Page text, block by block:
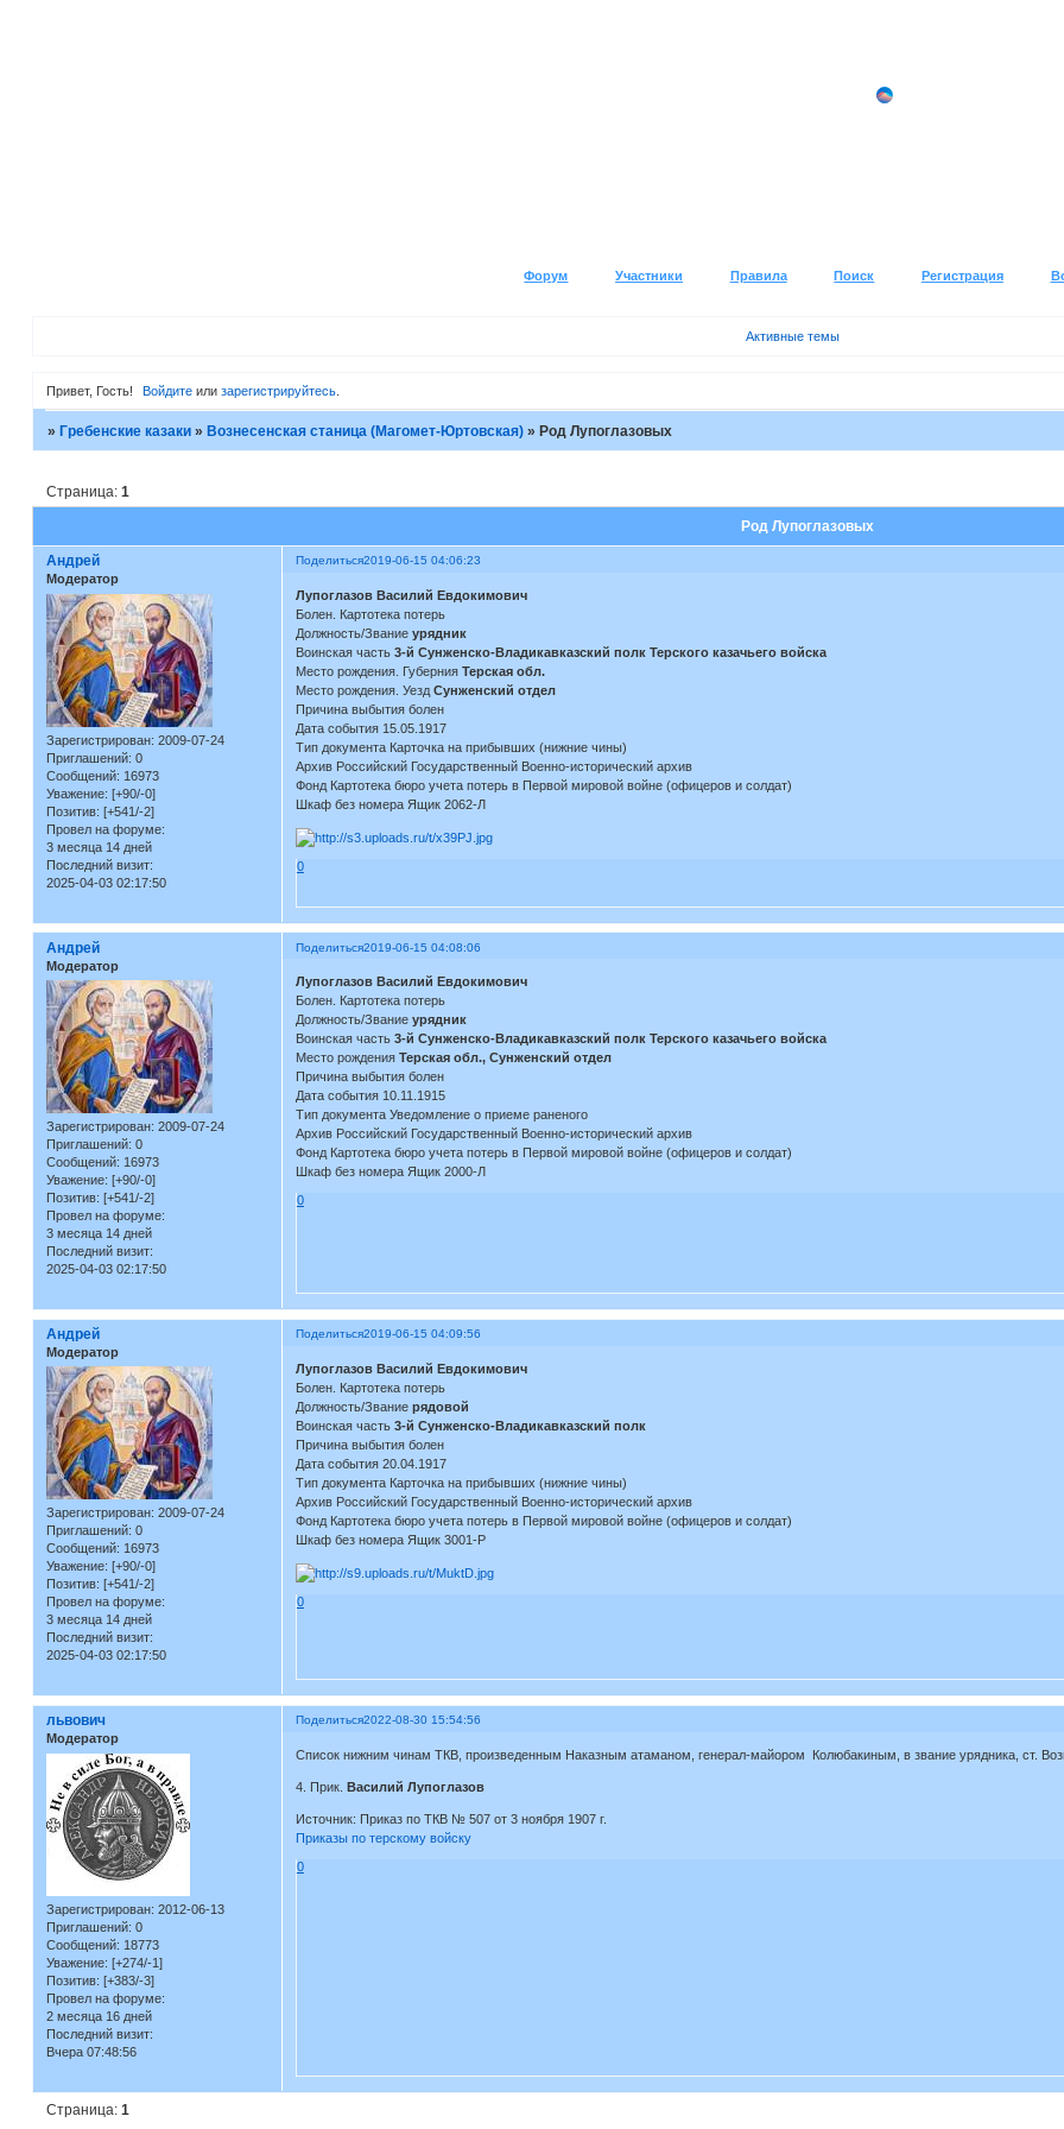
Форум Участники Правила Поиск Регистрация
Активные темы
Привет, Гость! Войдите илизарегистрируйтесь
» Гребенские казаки » Вознесенская станица (Магомет-Юртовская) » Род Лупоглазовых
Род Лупоглазовых
Страница: 1
Поделиться2019-06-15 04:06:23
Андрей
Модератор
Зарегистрирован: 2009-07-24
Приглашений: 0
Сообщений: 16973
Уважение: [+90/-0]
Позитив: [+541/-2]
Провел на форуме:
3 месяца 14 дней
Последний визит:
2025-04-03 02:17:50
Лупоглазов Василий Евдокимович
Болен. Картотека потерь
Должность/Звание урядник
Воинская часть 3-й Сунженско-Владикавказский полк Терского казачьего войска
Место рождения. Губерния Терская обл.
Место рождения. Уезд Сунженский отдел
Причина выбытия болен
Дата события 15.05.1917
Тип документа Карточка на прибывших (нижние чины)
Архив Российский Государственный Военно-исторический архив
Фонд Картотека бюро учета потерь в Первой мировой войне (офицеров и солдат)
Шкаф без номера Ящик 2062-Л
0
Поделиться2019-06-15 04:08:06
Андрей
Модератор
Зарегистрирован: 2009-07-24
Приглашений: 0
Сообщений: 16973
Уважение: [+90/-0]
Позитив: [+541/-2]
Провел на форуме:
3 месяца 14 дней
Последний визит:
2025-04-03 02:17:50
Лупоглазов Василий Евдокимович
Болен. Картотека потерь
Должность/Званиеурядник
Воинская часть 3-й Сунженско-Владикавказский полк Терского казачьего войска
Место рожденияТерская обл., Сунженский отдел
Причина выбытия болен
Дата события 10.11.1915
Тип документа Уведомление о приеме раненого
Архив Российский Государственный Военно-исторический архив
Фонд Картотека бюро учета потерь в Первой мировой войне (офицеров и солдат)
Шкаф без номера Ящик 2000-Л
0
Поделиться2019-06-15 04:09:56
Андрей
Модератор
Зарегистрирован: 2009-07-24
Приглашений: 0
Сообщений: 16973
Уважение: [+90/-0]
Позитив: [+541/-2]
Провел на форуме:
3 месяца 14 дней
Последний визит:
2025-04-03 02:17:50
Лупоглазов Василий Евдокимович
Болен. Картотека потерь
Должность/Звание рядовой
Воинская часть 3-й Сунженско-Владикавказский полк
Причина выбытия болен
Дата события 20.04.1917
Тип документа Карточка на прибывших (нижние чины)
Архив Российский Государственный Военно-исторический архив
Фонд Картотека бюро учета потерь в Первой мировой войне (офицеров и солдат)
Шкаф без номера Ящик 3001-Р
0
Поделиться2022-08-30 15:54:56
львович
Модератор
Зарегистрирован: 2012-06-13
Приглашений: 0
Сообщений: 18773
Уважение: [+274/-1]
Позитив: [+383/-3]
Провел на форуме:
2 месяца 16 дней
Последний визит:
Вчера 07:48:56
Список нижним чинам ТКВ, произведенным Наказным атаманом, генерал-майором Колюбакиным, в звание урядника, ст.
4. Прик. Василий Лупоглазов
Источник: Приказ по ТКВ № 507 от 3 ноября 1907 г.
Приказы по терскому войску
0
Страница: 1